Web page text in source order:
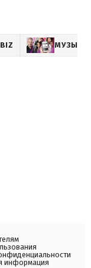
МУЗЫКА
информация